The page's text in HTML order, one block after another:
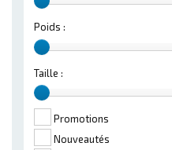
Poids :
Taille :
Promotions
Nouveautés